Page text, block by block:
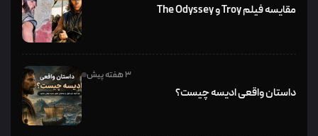
مقایسه فیلم Troy و The Odyssey
3 هفته پیش
داستان واقعی ادیسه چیست؟